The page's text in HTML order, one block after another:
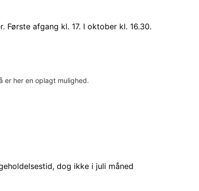
afgang kl. 17. I oktober kl. 16.30.
er her en oplagt mulighed.
dog ikke i juli måned